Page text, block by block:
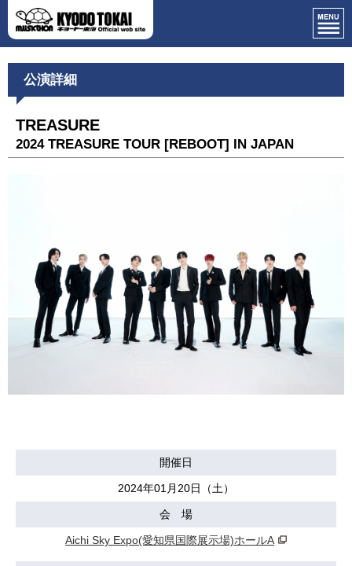
公演詳細
TREASURE
2024 TREASURE TOUR [REBOOT] IN JAPAN
開催日
2024年01月20日（土）
会 場
Aichi Sky Expo(愛知県国際展示場)ホールA